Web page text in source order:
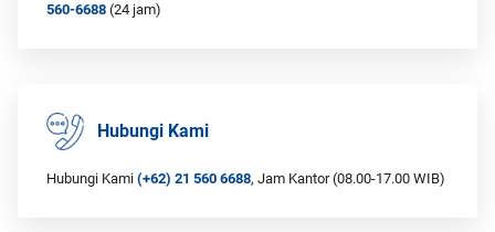
560-6688 (24 jam)
Hubungi Kami
Hubungi Kami (+62) 21 560 6688, Jam Kantor (08.00-17.00 WIB)